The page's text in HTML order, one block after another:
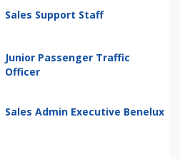
Sales Support Staff
Junior Passenger Traffic
Officer
Sales Admin Executive Benelux